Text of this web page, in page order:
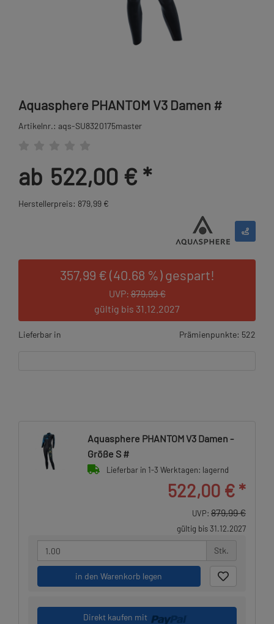
Aquasphere PHANTOM V3 Damen #
Artikelnr.: aqs-SU8320175master
ab 522,00 € *
Herstellerpreis: 879,99 €
357,99 € (40.68 %) gespart!
UVP:879,99 €
gültig bis 31.12.2027
Lieferbar in Prämienpunkte: 522
Aquasphere PHANTOM V3 Damen -
Größe S #
Lieferbar in 1-3 Werktagen: lagernd
522,00 € *
UVP: 879,99 €
gültig bis 31.12.2027
Stk.
in den Warenkorb legen
Direkt kaufen mit